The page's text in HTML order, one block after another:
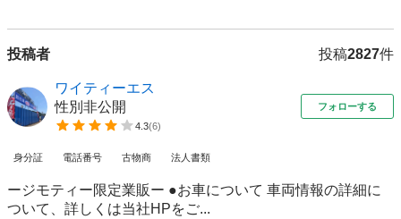
投稿者 投稿2827件
ワイティーエス
性別非公開
4.3(6)
フォローする
身分証 電話番号 古物商 法人書類
ージモティー限定業販ー ●お車について 車両情報の詳細に
ついて、詳しくは当社HPをご...